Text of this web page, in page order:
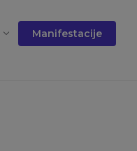
Manifestacije